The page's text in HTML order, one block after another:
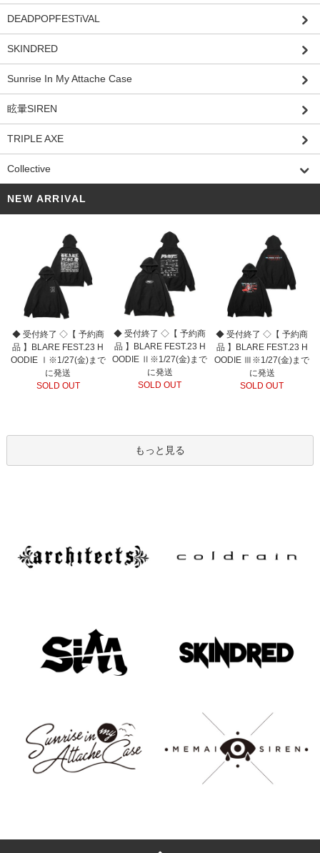
DEADPOPFESTiVAL
SKINDRED
Sunrise In My Attache Case
眩暈SIREN
TRIPLE AXE
Collective
NEW ARRIVAL
◆ 受付終了 ◇【 予約商
品 】BLARE FEST.23 H
OODIE Ⅰ※1/27(金)まで
に発送
SOLD OUT
◆ 受付終了 ◇【 予約商
品 】BLARE FEST.23 H
OODIE Ⅱ※1/27(金)まで
に発送
SOLD OUT
◆ 受付終了 ◇【 予約商
品 】BLARE FEST.23 H
OODIE Ⅲ※1/27(金)まで
に発送
SOLD OUT
もっと見る